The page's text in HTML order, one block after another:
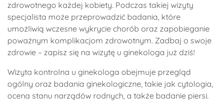
zdrowotnego każdej kobiety. Podczas takiej wizyty
specjalista może przeprowadzić badania, które
umożliwią wczesne wykrycie chorób oraz zapobieganie
poważnym komplikacjom zdrowotnym. Zadbaj o swoje
zdrowie – zapisz się na wizytę u ginekologa już dziś!
Wizyta kontrolna u ginekologa obejmuje przegląd
ogólny oraz badania ginekologiczne, takie jak cytologia,
ocena stanu narządów rodnych, a także badanie piersi.